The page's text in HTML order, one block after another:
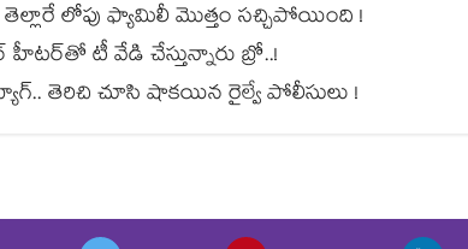
తెల్లారే లోపు ఫ్యామిలీ మొత్తం సచ్చిపోయింది !
టీ వేడి చేస్తున్నారు బ్రో..!
తెరిచి చూసి షాకయిన రైల్వే పోలీసులు !